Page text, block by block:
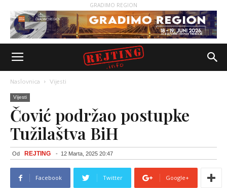
GRADIMO REGION
Naslovnica Vijesti
Vijesti
Čović podržao postupke
Tužilaštva BiH
Od REJTING - 12 Marta, 2025 20:47
Facebook Twitter Google+